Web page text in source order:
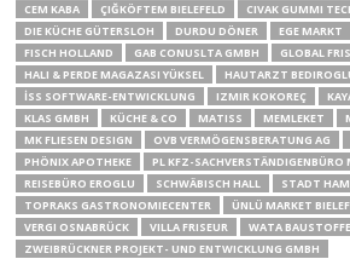
CEM KABA
ÇIĞKÖFTEM BIELEFELD CIVAK GUMMI
DIE KÜCHE GÜTERSLOH
DURDU DÖNER EGE MARKT
FISCH HOLLAND
GAB CONUSLTA GMBH GLOBAL
HALI & PERDE MAGAZASI YÜKSEL
HAUTARZT
İSS SOFTWARE-ENTWICKLUNG
IZMIR KOKOREÇ
KLAS GMBH
KÜCHE & CO MATISS MEMLEKET
MK FLIESEN DESIGN
OVB VERMÖGENSBERATUNG AG
PHÖNIX APOTHEKE
PL KFZ-SACHVERSTÄNDIGENBÜRO
REISEBÜRO EROGLU
SCHWÄBISCH HALL
STADT
TOPRAKS GASTRONOMIECENTER
ÜNLÜ MARKET
VERGI OSNABRÜCK
VILLA FRISEUR WATA
ZWEIBRÜCKNER PROJEKT- UND ENTWICKLUNG GMBH